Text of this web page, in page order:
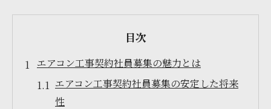
目次
エアコン工事契約社員募集の魅力とは
エアコン工事契約社員募集の安定した将来
性